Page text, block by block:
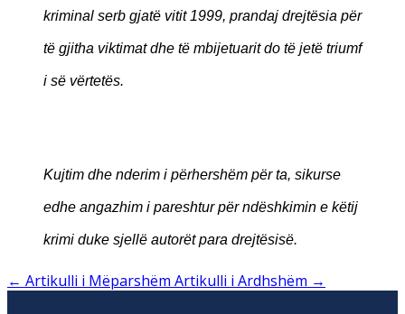
kriminal serb gjatë vitit 1999, prandaj drejtësia për
të gjitha viktimat dhe të mbijetuarit do të jetë triumf
i së vërtetës.
Kujtim dhe nderim i përhershëm për ta, sikurse
edhe angazhim i pareshtur për ndëshkimin e këtij
krimi duke sjellë autorët para drejtësisë.
← Artikulli i Mëparshëm Artikulli i Ardhshëm →